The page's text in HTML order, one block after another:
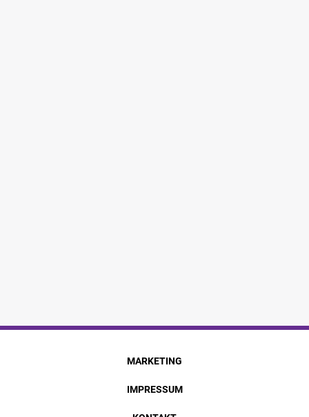
MARKETING
IMPRESSUM